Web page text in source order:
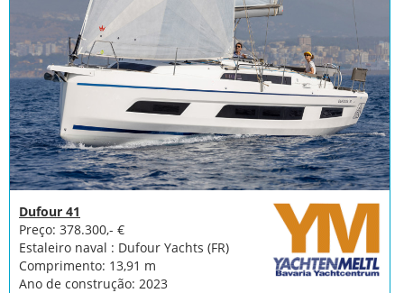
Dufour 41
Preço: 378.300,- €
Estaleiro naval : Dufour Yachts (FR)
Comprimento: 13,91 m
Ano de construção: 2023